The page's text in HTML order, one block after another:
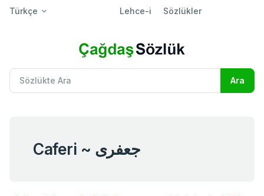
Türkçe Lehce-i Sözlükler
Caferi ~ جعفری